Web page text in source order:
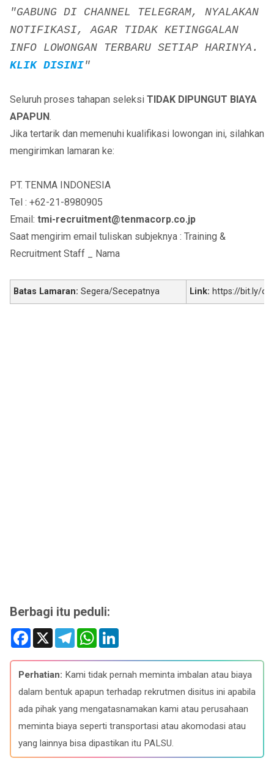
"GABUNG DI CHANNEL TELEGRAM, NYALAKAN
NOTIFIKASI, AGAR TIDAK KETINGGALAN
INFO LOWONGAN TERBARU SETIAP HARINYA.
KLIK DISINI"
Seluruh proses tahapan seleksi TIDAK DIPUNGUT BIAYA
APAPUN.
Jika tertarik dan memenuhi kualifikasi lowongan ini, silahkan
mengirimkan lamaran ke:
PT. TENMA INDONESIA
Tel : +62-21-8980905
Email: tmi-recruitment@tenmacorp.co.jp
Saat mengirim email tuliskan subjeknya : Training &
Recruitment Staff _ Nama
Batas Lamaran: Segera/Secepatnya Link: https://bit.ly/
Berbagi itu peduli:
F
e
b
o
o
X
T
e
e
g
r
a
W
t
s
A
p
k
e
d
I
Perhatian: Kami tidak pernah meminta imbalan atau biaya
dalam bentuk apapun terhadap rekrutmen disitus ini apabila
ada pihak yang mengatasnamakan kami atau perusahaan
meminta biaya seperti transportasi atau akomodasi atau
yang lainnya bisa dipastikan itu PALSU.